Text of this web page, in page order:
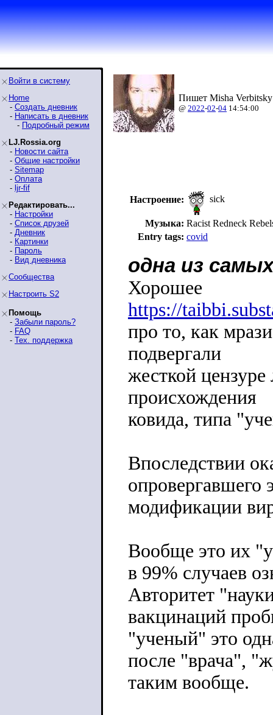
Войти в систему
Home
- Создать дневник
- Написать в дневник
- Подробный режим
LJ.Rossia.org
- Новости сайта
- Общие настройки
- Sitemap
- Оплата
- ljr-fif
Редактировать...
- Настройки
- Список друзей
- Дневник
- Картинки
- Пароль
- Вид дневника
Сообщества
Настроить S2
Помощь
- Забыли пароль?
- FAQ
- Тех. поддержка
Пишет Misha
@ 2022-02-04 14:54:00
Настроение: sick
Музыка: Racist Redneck
Entry tags: covid
одна из
Хорошее
https://
про то, как
подвергали
жесткой
происхождения
ковида, типа
Впоследствии
опровергавшего
модификации
Вообще это их
в 99% случаев
Авторитет
вакцинаций
"ученый" это
после "врача",
таким вообще.